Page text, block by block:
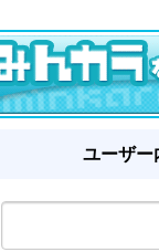
ユーザー